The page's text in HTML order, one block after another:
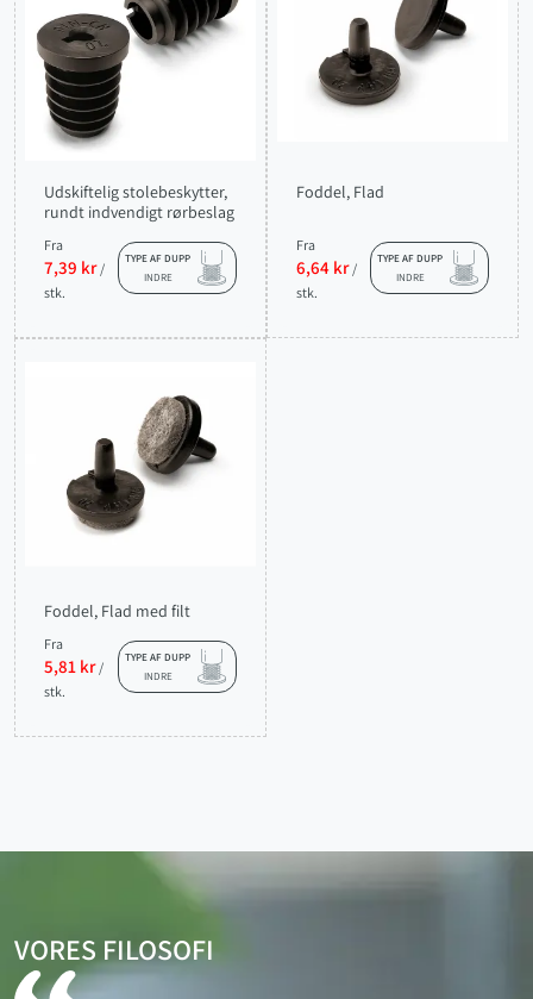
Udskiftelig stolebeskytter,
rundt indvendigt rørbeslag
Fra
7,39 kr /
stk.
TYPE AF DUPP
INDRE
Foddel, Flad
Fra
6,64 kr /
stk.
TYPE AF DUPP
INDRE
Foddel, Flad med filt
Fra
5,81 kr /
stk.
TYPE AF DUPP
INDRE
VORES FILOSOFI